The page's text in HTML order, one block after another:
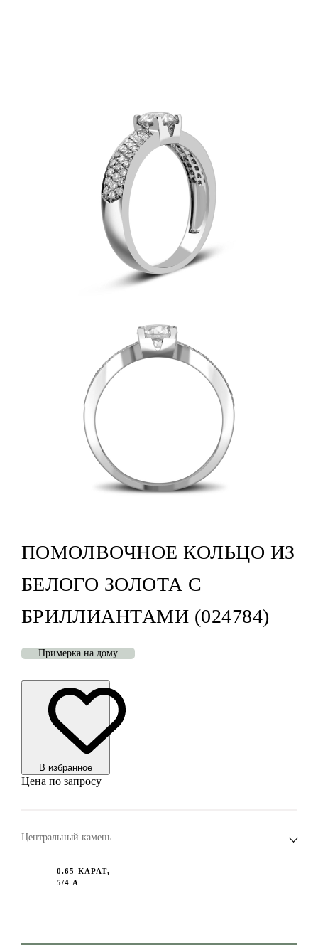
ПОМОЛВОЧНОЕ КОЛЬЦО ИЗ
БЕЛОГО ЗОЛОТА С
БРИЛЛИАНТАМИ (024784)
Примерка на дому
В избранноe
Цена по запросу
Центральный камень
0.65 КАРАТ,
5/4 А